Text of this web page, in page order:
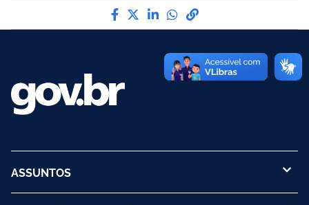
Compartilhe por Facebook
Compartilhe por Twitter
Compartilhe por
Compartilhe por
link para Copiar
ASSUNTOS